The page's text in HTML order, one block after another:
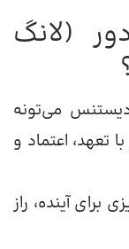
(لانگ
دیستنس می‌تونه
تعهد، اعتماد و
برای آینده، راز